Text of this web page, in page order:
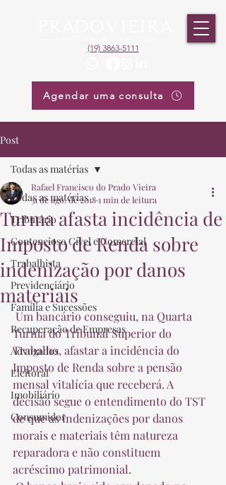
(19) 3863-5111
Agendar uma consulta
Post
Todas as matérias
Tributário
Contencioso Cível e Comercial
Trabalhista
Previdenciário
Família e Sucessões
Recuperação de Empresas
Advogados
Eleitoral
Imobiliário
Consumidor
Todas as matérias
Turma afasta incidência de
Imposto de Renda sobre
indenização por danos
materiais
Rafael Francisco do Prado Vieira
31 de ago. de 20181 min de leitura
Turma do Tribunal Superior do
Trabalho, afastar a incidência do
Imposto de Renda sobre a pensão
mensal vitalícia que receberá. A
decisão segue o entendimento do TST
de que as indenizações por danos
morais e materiais têm natureza
reparadora e não constituem
acréscimo patrimonial.